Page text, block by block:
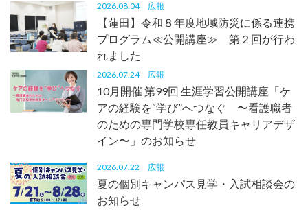
2026.08.04 広報
【蓮田】令和８年度地域防災に係る連携
プログラム≪公開講座≫ 第２回が行わ
れました
2026.07.24 広報
10月開催 第99回 生涯学習公開講座「ケ
アの経験を“学び”へつなぐ 〜看護職者
のための専門学校専任教員キャリアデザ
イン〜」のお知らせ
2026.07.22 広報
夏の個別キャンパス見学・入試相談会の
お知らせ